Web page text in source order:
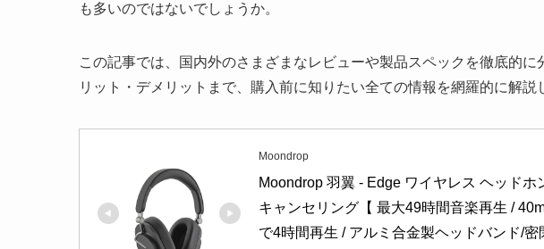
も多いのではないでしょうか。
この記事では、国内外のさまざまなレビューや製品スペックを徹底的
リット・デメリットまで、購入前に知りたい全ての情報を網羅的に解説
Moondrop
Moondrop 羽翼 - Edge ワイヤレス ヘッド
キャンセリング【 最大49時間音楽再生 /
で4時間再生 / アルミ合金製ヘッドバンド/密